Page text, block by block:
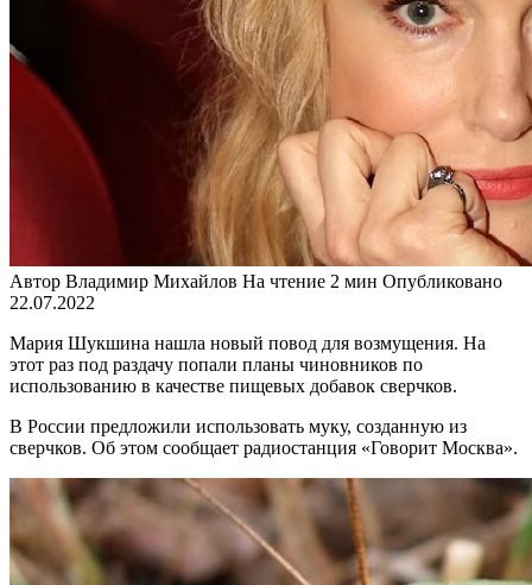
Автор Владимир Михайлов На чтение 2 мин Опубликовано
22.07.2022
Мария Шукшина нашла новый повод для возмущения. На
этот раз под раздачу попали планы чиновников по
использованию в качестве пищевых добавок сверчков.
В России предложили использовать муку, созданную из
сверчков. Об этом сообщает радиостанция «Говорит Москва».